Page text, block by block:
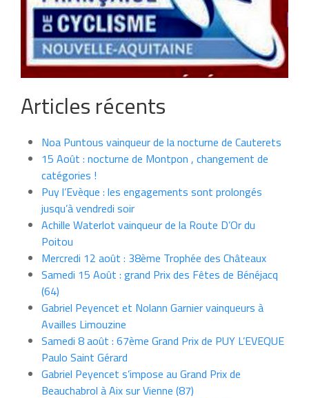
Articles récents
Noa Puntous vainqueur de la nocturne de Cauterets
15 Août : nocturne de Montpon , changement de
catégories !
Puy l’Evèque : les engagements sont prolongés
jusqu’à vendredi soir
Achille Waterlot vainqueur de la Route D’Or du
Poitou
Mercredi 12 août : 38ème Trophée des Châteaux
Samedi 15 Août : grand Prix des Fêtes de Bénéjacq
(64)
Gabriel Peyencet et Nolann Garnier vainqueurs à
Availles Limouzine
Samedi 8 août : 67ème Grand Prix de PUY L’EVEQUE
Paulo Saint Gérard
Gabriel Peyencet s’impose au Grand Prix de
Beauchabrol à Aix sur Vienne (87)